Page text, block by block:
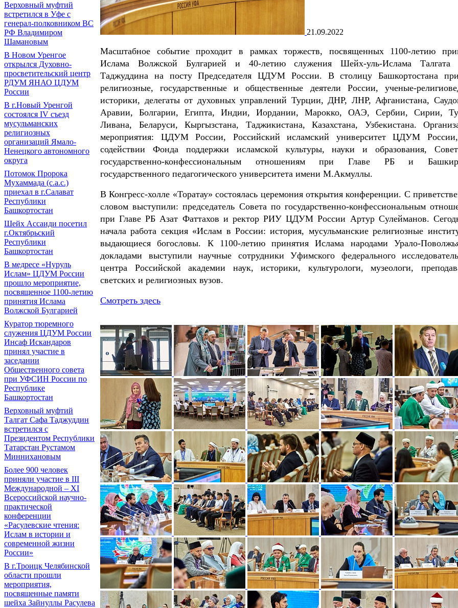
Верховный муфтий
встретился в Уфе с
генерал-полковником ВС
РФ Владимиром
Шамановым
В Новом Уренгое
открылся Духовно-
просветительский центр
РДУМ ЯНАО ЦДУМ
России
В г.Новый Уренгой
состоялся IV съезд
мусульманских
религиозных
организаций Ямало-
Ненецкого автономного
округа
Потомок Пророка
Мухаммада (с.а.с.)
приехал в г.Салават
Республики
Башкортостан
Шейх Ассаиди посетил
г.Октябрьский
Республики
Башкортостан
В медресе «Нуруль
Ислам» ЦДУМ России
прошло мероприятие,
посвященное 1100-летию
принятия Ислама
Волжской Булгарией
Куратор тюремного
служения ЦДУМ России
Инсаф Искандаров
принял участие в
заседании
Общественного совета
при УФСИН России по
Республике
Башкортостан
Верховный муфтий
Талгат Сафа Таджуддин
встретился с
Президентом Республики
Татарстан Рустамом
Миннихановым
Более 900 человек
приняли участие в III
Международной – XI
Всероссийской научно-
практической
конференции
«Расулевские чтения:
Ислам в истории и
современной жизни
России»
В г.Троицк Челябинской
области прошли
мероприятия,
посвященные памяти
шейха Зайнуллы Расулева
21.09.2022
Масштабное событие проходит в рамках торжеств, посвященных 1100-летию
Ислама Волжской Булгарией и 40-летию служения Шейх-уль-Ислама Талгата
Таджуддина на посту Председателя ЦДУМ России. В столицу Башкортостана
религиозные, государственные и общественные деятели России, ученые-
историки, делегаты от духовных управлений Турции, ДНР, ЛНР, Афганистана,
Аравии, Болгарии, Египта, Индии, Иордании, Марокко, ОАЭ, Сербии, Сирии,
Ливана, Беларуси, Кыргызстана, Таджикистана, Казахстана, Узбекистана.
мероприятия: ЦДУМ России, Российский исламский университет ЦДУМ
содействии Фонда поддержки исламской культуры, науки и образования,
государственно-конфессиональным отношениям при Главе РБ и
государственного педагогического университета имени М.Акмуллы.
В Конгресс-холле «Торатау» состоялась церемония открытия конференции. С
словом выступили: председатель Совета по государственно-конфессиональным
при Главе РБ Азат Фаттахов и ректор РИУ ЦДУМ России Артур Сулейманов.
начала работа секция «Ислам в России: история, мусульманские религиозные
выдающиеся богословы. К 1100-летию принятия Ислама народами Урало-
докладами выступили научные сотрудники Уфимского федерального
центра Российской академии наук, историки, культурологи, музеологи,
светских и религиозных вузов.
Смотреть здесь